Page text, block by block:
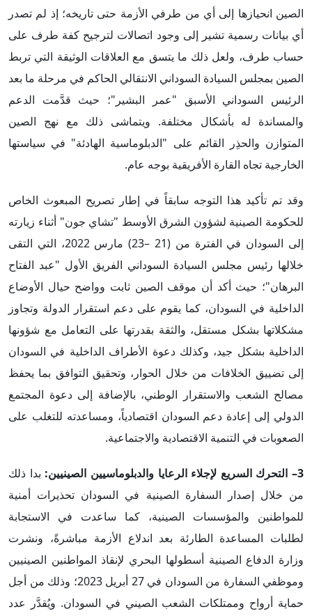
الصين انحيازها إلى أي من طرفي الأزمة حتى تاريخه؛ إذ لم تصدر
أي بيانات رسمية تشير إلى وجود اتصالات لترجيح كفة طرف على
حساب طرف، ولعل ذلك ما يتسق مع العلاقات الوثيقة التي تربط
الصين بمجلس السيادة السوداني الانتقالي الحاكم في مرحلة ما بعد
الرئيس السوداني الأسبق "عمر البشير"؛ حيث قدَّمت الدعم
والمساندة له بأشكال مختلفة. ويتماشى ذلك مع نهج الصين
المتوازن والحذِر القائم على "الدبلوماسية الهادئة" في سياستها
الخارجية تجاه القارة الأفريقية بوجه عام.
وقد تم تأكيد هذا التوجه سابقاً في إطار تصريح المبعوث الخاص
للحكومة الصينية لشؤون الشرق الأوسط "تشاي جون" أثناء زيارته
إلى السودان في الفترة من (21 –23) مارس 2022، التي التقى
خلالها رئيس مجلس السيادة السوداني الفريق الأول "عبد الفتاح
البرهان"؛ حيث أكد أن موقف الصين ثابت وواضح حيال الأوضاع
الداخلية في السودان، كما يقوم على دعم استقرار الدولة وتجاوز
مشكلاتها بشكل مستقل، والثقة بقدرتها على التعامل مع شؤونها
الداخلية بشكل جيد، وكذلك دعوة الأطراف الداخلية في السودان
إلى تضييق الخلافات من خلال الحوار، وتحقيق التوافق بما يحفظ
مصالح الشعب والاستقرار الوطني، بالإضافة إلى دعوة المجتمع
الدولي إلى إعادة دعم السودان اقتصادياً، ومساعدته للتغلب على
الصعوبات في التنمية الاقتصادية والاجتماعية.
3– التحرك السريع لإجلاء الرعايا والدبلوماسيين الصينيين:
بدا ذلك
من خلال إصدار السفارة الصينية في السودان تحذيرات أمنية
للمواطنين والمؤسسات الصينية، كما ساعدت في الاستجابة
لطلبات المساعدة الطارئة بعد اندلاع الأزمة مباشرةً، ونشرت
وزارة الدفاع الصينية أسطولها البحري لإنقاذ المواطنين الصينيين
وموظفي السفارة من السودان في 27 أبريل 2023؛ وذلك من أجل
حماية أرواح وممتلكات الشعب الصيني في السودان. ويُقدَّر عدد